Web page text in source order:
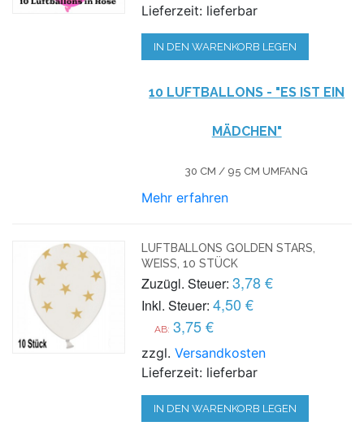
Lieferzeit: lieferbar
IN DEN WARENKORB LEGEN
10 LUFTBALLONS - "ES IST EIN
MÄDCHEN"
30 CM / 95 CM UMFANG
Mehr erfahren
LUFTBALLONS GOLDEN STARS,
WEISS, 10 STÜCK
Zuzügl. Steuer: 3,78 €
Inkl. Steuer: 4,50 €
AB: 3,75 €
zzgl.Versandkosten
Lieferzeit: lieferbar
IN DEN WARENKORB LEGEN